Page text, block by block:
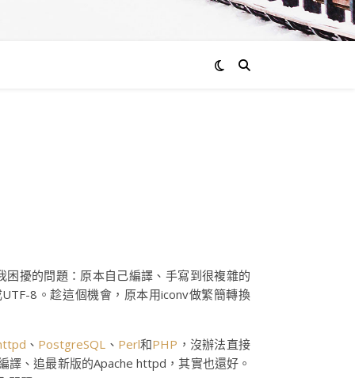
擾的問題：原本自己編譯、手寫到很複雜的
8。趁這個機會，原本用iconv做繁簡轉換
、 PostgreSQL 、 Perl和PHP ，沒辦法直接
譯、追最新版的Apache httpd，其實也還好。